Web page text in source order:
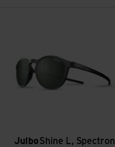
JulboShine L, Spectron